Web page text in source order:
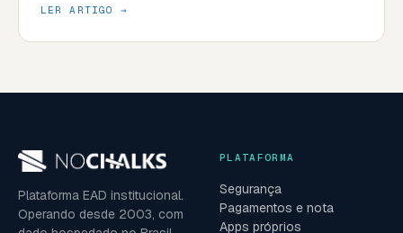
LER ARTIGO →
Plataforma EAD institucional.
Operando desde 2003, com
PLATAFORMA
Segurança
Pagamentos e nota
Apps próprios